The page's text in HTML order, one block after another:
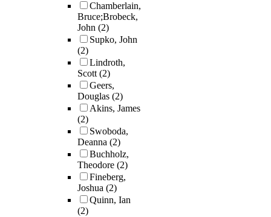
Chamberlain,
Bruce;Brobeck,
John (2)
Supko, John
(2)
Lindroth,
Scott(2)
Geers,
Douglas (2)
Akins, James
(2)
Swoboda,
Deanna (2)
Buchholz,
Theodore (2)
Fineberg,
Joshua (2)
Quinn, Ian
(2)